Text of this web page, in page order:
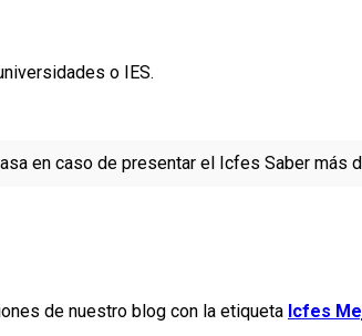
o IES.
en caso de presentar el Icfes Saber más
de nuestro blog con la etiqueta Icfes